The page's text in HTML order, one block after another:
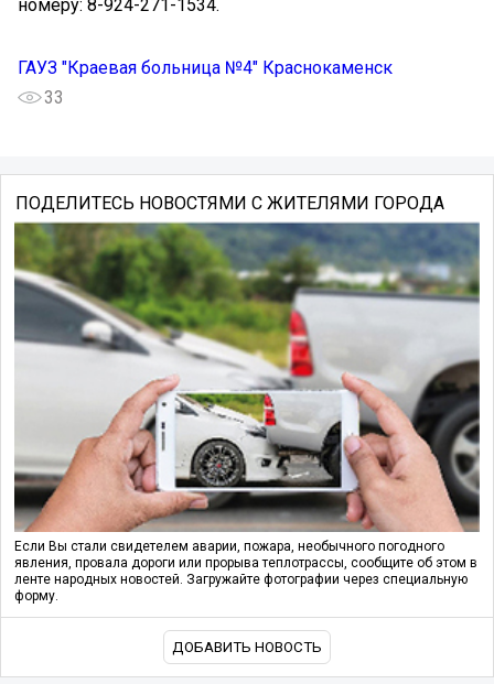
номеру: 8-924-271-1534.
ГАУЗ "Краевая больница №4" Краснокаменск
33
ПОДЕЛИТЕСЬ НОВОСТЯМИ С ЖИТЕЛЯМИ ГОРОДА
Если Вы стали свидетелем аварии, пожара, необычного погодного
явления, провала дороги или прорыва теплотрассы, сообщите об этом в
ленте народных новостей. Загружайте фотографии через специальную
форму.
ДОБАВИТЬ НОВОСТЬ